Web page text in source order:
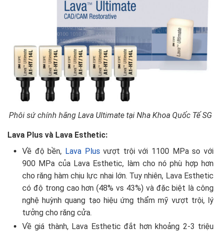
Phôi sứ chính hãng Lava Ultimate tại Nha Khoa Quốc Tế SG
Lava Plus và Lava Esthetic:
Về độ bền, Lava Plus vượt trội với 1100 MPa so với
900 MPa của Lava Esthetic, làm cho nó phù hợp hơn
cho răng hàm chịu lực nhai lớn. Tuy nhiên, Lava Esthetic
có độ trong cao hơn (48% vs 43%) và đặc biệt là công
nghệ huỳnh quang tạo hiệu ứng thẩm mỹ vượt trội, lý
tưởng cho răng cửa.
Về giá thành, Lava Esthetic đắt hơn khoảng 2-3 triệu